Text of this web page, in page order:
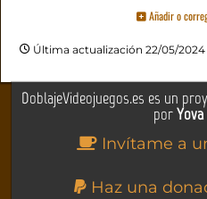
Añadir o
Última actualización 22/05/2024
DoblajeVideojuegos.es es un
por
Invítame a
Haz una